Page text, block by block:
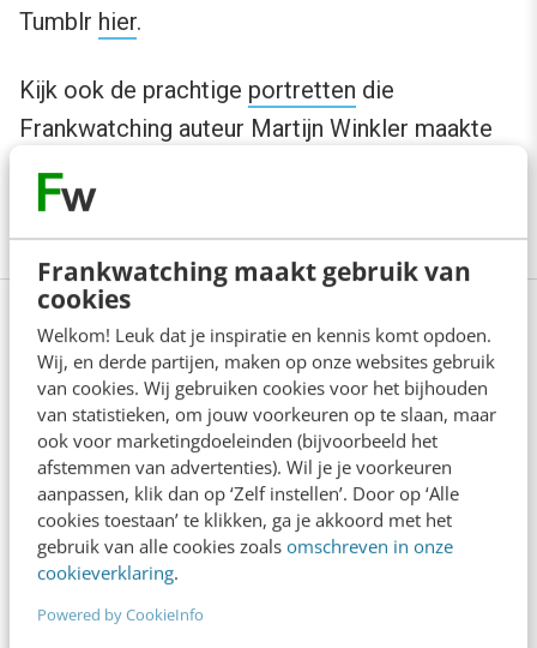
Frankwatching maakt gebruik van
cookies
Welkom! Leuk dat je inspiratie en kennis komt opdoen.
Wij, en derde partijen, maken op onze websites gebruik
van cookies. Wij gebruiken cookies voor het bijhouden
van statistieken, om jouw voorkeuren op te slaan, maar
ook voor marketingdoeleinden (bijvoorbeeld het
afstemmen van advertenties). Wil je je voorkeuren
aanpassen, klik dan op ‘Zelf instellen’. Door op ‘Alle
cookies toestaan’ te klikken, ga je akkoord met het
gebruik van alle cookies zoals omschreven in onze
cookieverklaring.
Powered by CookieInfo
Tumblr hier.
Kijk ook de prachtige portretten die
Frankwatching auteur Martijn Winkler maakte
over enkele opvallende Nederlandse Tumblr
gebruikers.
Aan de slag met content? Volg een
training van Frankwatching
Hoe staat het met jouw contentstrategie? Wil jij aan
de slag met nieuwe vormen van content? Volg een
van onze content-trainingen en leer in 1 of 2 dagen
bijvoorbeeld alles over het opzetten van
Instagramcampagnes, het maken van inspirerende